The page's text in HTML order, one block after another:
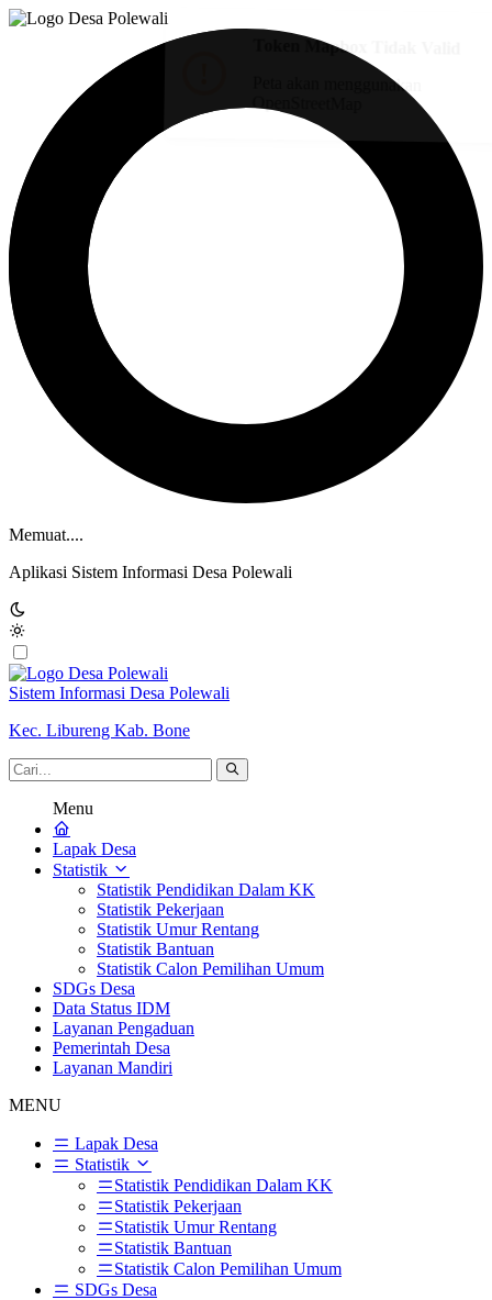
Memuat....
Aplikasi Sistem Informasi Desa Polewali
Sistem Informasi Desa Polewali
Kec. Libureng Kab. Bone
Menu
Lapak Desa
Statistik
Statistik Pendidikan Dalam KK
Statistik Pekerjaan
Statistik Umur Rentang
Statistik Bantuan
Statistik Calon Pemilihan Umum
SDGs Desa
Data Status IDM
Layanan Pengaduan
Pemerintah Desa
Layanan Mandiri
MENU
Lapak Desa
Statistik
Statistik Pendidikan Dalam KK
Statistik Pekerjaan
Statistik Umur Rentang
Statistik Bantuan
Statistik Calon Pemilihan Umum
SDGs Desa